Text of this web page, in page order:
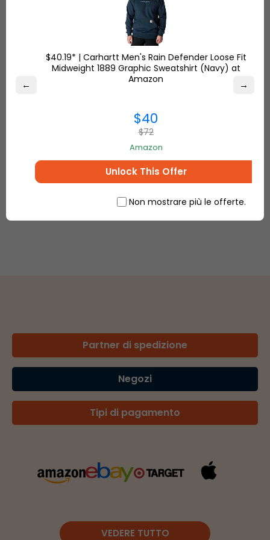
commercio elettronico
Partner di spedizione
Negozi
Tipi di pagamento
VEDERE TUTTO
← →
$40.19* | Carhartt Men's Rain Defender Loose Fit
Midweight 1889 Graphic Sweatshirt (Navy) at
Amazon
$40
$72
Amazon
Unlock This Offer
Non mostrare più le offerte.